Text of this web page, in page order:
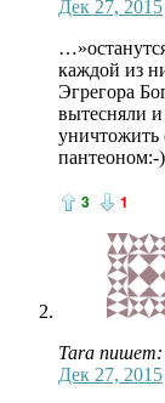
Дек 27, 2015
каждой из
Эгрегора
вытесняли
уничтожить
пантеоном:-)
3 1
Tara пишет:
Дек 27, 2015